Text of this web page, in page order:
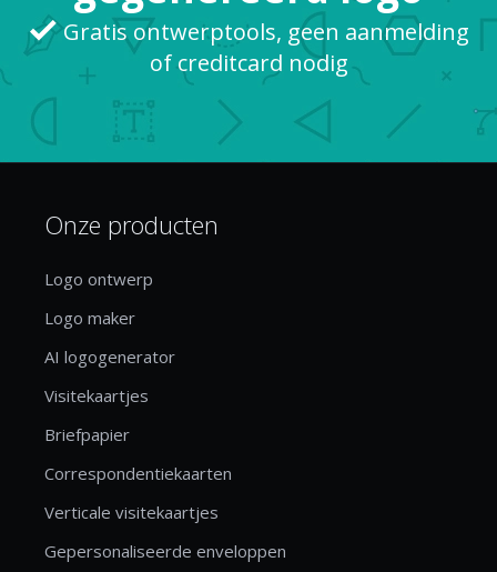
Gratis ontwerptools, geen aanmelding
of creditcard nodig
Onze producten
Logo ontwerp
Logo maker
AI logogenerator
Visitekaartjes
Briefpapier
Correspondentiekaarten
Verticale visitekaartjes
Gepersonaliseerde enveloppen